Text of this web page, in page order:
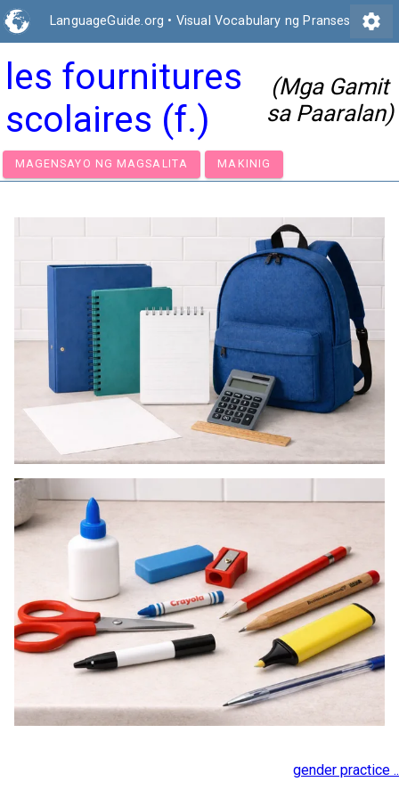
LanguageGuide.org • Visual Vocabulary ng Pranses settings
les fournitures
scolaires (f.)
(Mga Gamit
sa Paaralan)
gender practice ..